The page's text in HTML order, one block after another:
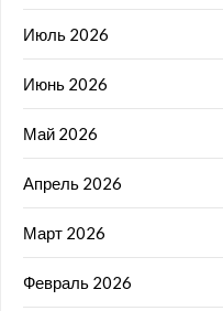
Июль 2026
Июнь 2026
Май 2026
Апрель 2026
Март 2026
Февраль 2026